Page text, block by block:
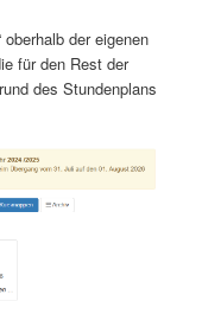
der eigenen
für den Rest der
des Stundenplans